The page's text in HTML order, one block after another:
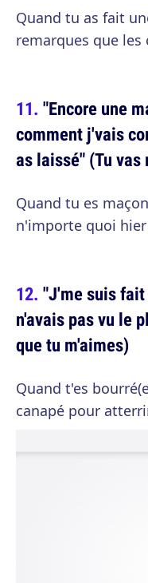
Quand tu as fait
remarques que
"Encore une
comment j'vais
as laissé" (Tu vas
Quand tu es
n'importe quoi hier
"J'me suis
n'avais pas vu le
que tu m'aimes)
Quand t'es
canapé pour